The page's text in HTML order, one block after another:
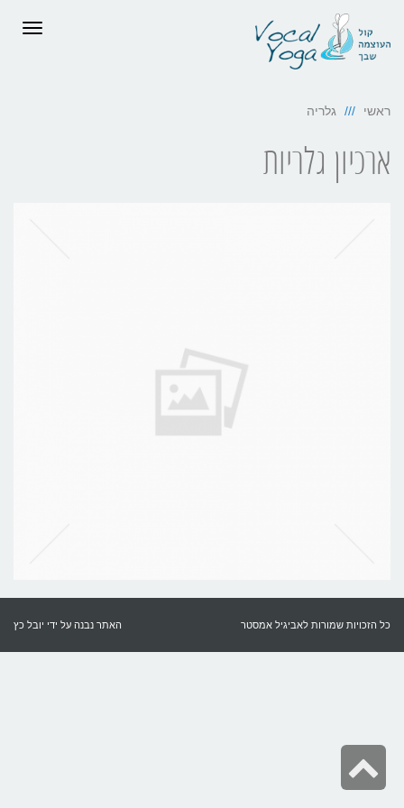
ראשי גלריה
ארכיון גלריות
כל הזכויות שמורות לאביגיל אמסטר האתר נבנה על ידי יובל כץ
לראש